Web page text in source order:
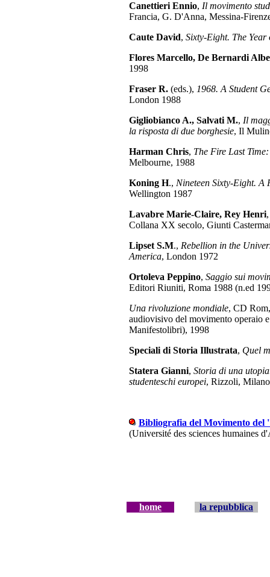
Canettieri Ennio, Il movimento
Francia, G. D'Anna, Messina-
Caute David, Sixty-Eight. The
Flores Marcello, De Bernardi
1998
Fraser R. (eds.), 1968. A Student
London 1988
Gigliobianco A., Salvati M., Il
la risposta di due borghesie, Il
Harman Chris, The Fire Last
Melbourne, 1988
Koning H., Nineteen Sixty-Eight. A
Wellington 1987
Lavabre Marie-Claire, Rey Henri
Collana XX secolo, Giunti
Lipset S.M., Rebellion in the
America, London 1972
Ortoleva Peppino, Saggio sui
Editori Riuniti, Roma 1988 (n.ed
Una rivoluzione mondiale, CD
audiovisivo del movimento operaio
Manifestolibri), 1998
Speciali di Storia Illustrata, Quel
Statera Gianni, Storia di una
studenteschi europei, Rizzoli,
Bibliografia del Movimento del
(Université des sciences humaines
home la repubblica